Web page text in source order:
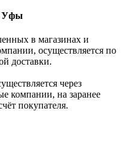
Уфы
в магазинах и
осуществляется по
доставки.
через
компании, на заранее
покупателя.